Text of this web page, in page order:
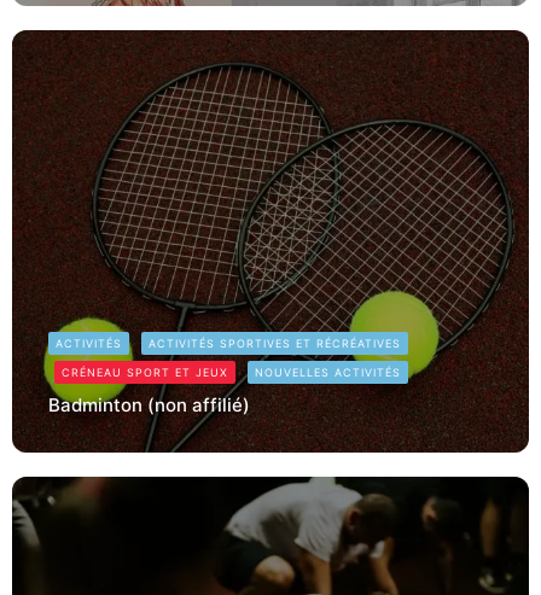
ACTIVITÉS ACTIVITÉS SPORTIVES ET RÉCRÉATIVES
CRÉNEAU SPORT ET JEUX NOUVELLES ACTIVITÉS
Badminton (non affilié)